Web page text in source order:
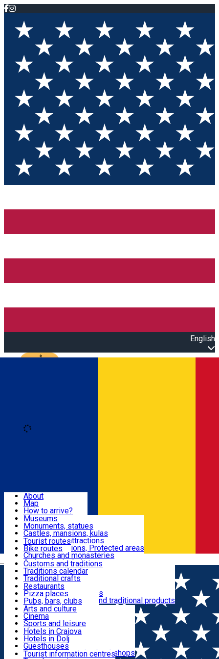
English
Română
Attractions
Routes
Customs, Traditions
Food & Drinks
Leisure & Fun
Accommodation
Useful
About
Map
How to arrive?
Recommendations
Tourist attractions
News
Museums
Monuments, statues
Castles, mansions, kulas
Architectural attractions
Natural attractions, Protected areas
Churches and monasteries
Archaeological sites
Parks and gardens
Tourist routes
Bike routes
Customs and traditions
Traditions calendar
Traditional crafts
Traditional cuisine
Wineries and vineyards
Local manufacturers and traditional products
Restaurants
Pizza places
Pubs, bars, clubs
Cafes and teahouses
Sweets and ice cream
Fast-food
Arts and culture
Cinema
Sports and leisure
Horse riding
Swimming pools
Zoo
Shopping, souvenirs, bookshops
Hotels in Craiova
Hotels in Dolj
Guesthouses
Villas
Tourist information centres